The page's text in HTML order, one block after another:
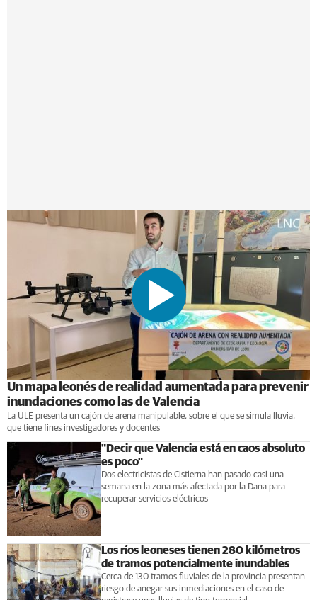
Un mapa leonés de realidad aumentada para prevenir
inundaciones como las de Valencia
La ULE presenta un cajón de arena manipulable, sobre el que se simula lluvia,
que tiene fines investigadores y docentes
"Decir que Valencia está en caos absoluto
es poco"
Dos electricistas de Cistierna han pasado casi una
semana en la zona más afectada por la Dana para
recuperar servicios eléctricos
Los ríos leoneses tienen 280 kilómetros
de tramos potencialmente inundables
Cerca de 130 tramos fluviales de la provincia presentan
riesgo de anegar sus inmediaciones en el caso de